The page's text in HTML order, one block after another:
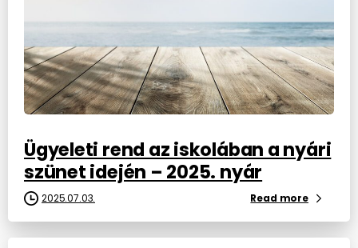
Ügyeleti rend az iskolában a nyári
szünet idején – 2025. nyár
2025.07.03. Read more